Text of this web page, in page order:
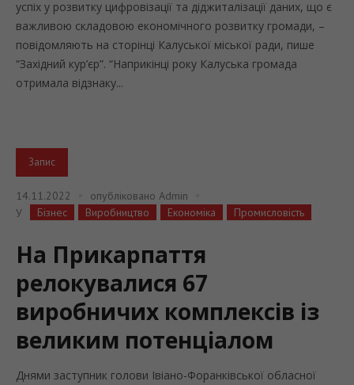
успіх у розвитку цифровізації та діджиталізації даних, що є
важливою складовою економічного розвитку громади, –
повідомляють на сторінці Калуської міської ради, пише
“Західний кур’єр”. “Наприкінці року Калуська громада
отримала відзнаку...
Запис
14.11.2022 опубліковано Admin
У
Бізнес Виробництво Економіка Промисловість
На Прикарпаття
релокувалися 67
виробничих комплексів із
великим потенціалом
Днями заступник голови Івіано-Форанківської обласної